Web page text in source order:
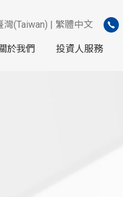
灣(Taiwan) | 繁體中文
於我們 投資人服務